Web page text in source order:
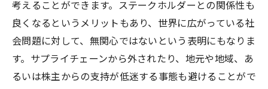
考えることができます。ステークホルダーとの関係性も
良くなるというメリットもあり、世界に広がっている社
会問題に対して、無関心ではないという表明にもなりま
す。サプライチェーンから外されたり、地元や地域、あ
るいは株主からの支持が低迷する事態も避けることがで